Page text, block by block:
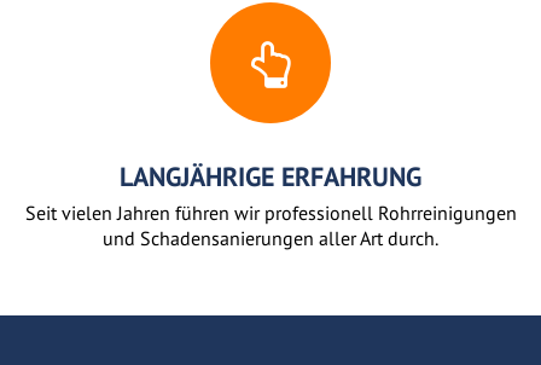
LANGJÄHRIGE ERFAHRUNG
Seit vielen Jahren führen wir professionell Rohrreinigungen
und Schadensanierungen aller Art durch.